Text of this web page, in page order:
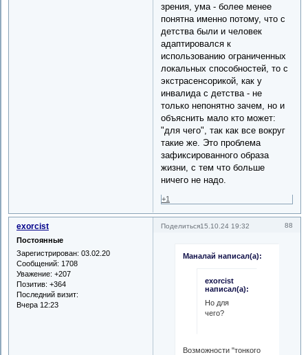
зрения, ума - более менее
понятна именно потому, что с
детства были и человек
адаптировался к
использованию ограниченных
локальных способностей, то с
экстрасенсорикой, как у
инвалида с детства - не
только непонятно зачем, но и
объяснить мало кто может:
"для чего", так как все вокруг
такие же. Это проблема
зафиксированного образа
жизни, с тем что больше
ничего не надо.
+1
Поделиться 88
15.10.24 19:32
exorcist
Постоянные
Зарегистрирован: 03.02.20
Сообщений: 1708
Уважение: +207
Позитив: +364
Последний визит:
Вчера 12:23
Маналай написал(а):
exorcist
написал(а):
Но для
чего?
Возможности "тонкого